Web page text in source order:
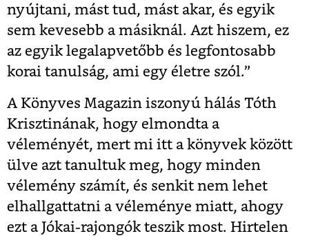
nyújtani, mást tud, mást akar, és egyik
sem kevesebb a másiknál. Azt hiszem, ez
az egyik legalapvetőbb és legfontosabb
korai tanulság, ami egy életre szól.”
A Könyves Magazin iszonyú hálás Tóth
Krisztinának, hogy elmondta a
véleményét, mert mi itt a könyvek között
ülve azt tanultuk meg, hogy minden
vélemény számít, és senkit nem lehet
elhallgattatni a véleménye miatt, ahogy
ezt a Jókai-rajongók teszik most. Hirtelen